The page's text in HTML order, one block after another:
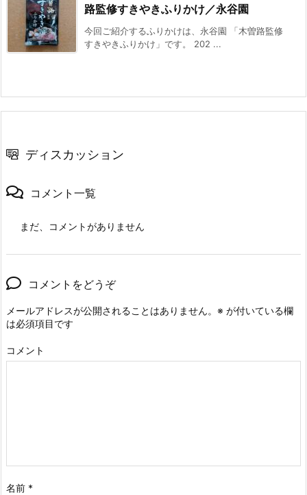
路監修すきやきふりかけ／永谷園
今回ご紹介するふりかけは、永谷園 「木曽路監修
すきやきふりかけ」です。 202 ...
ディスカッション
コメント一覧
まだ、コメントがありません
コメントをどうぞ
メールアドレスが公開されることはありません。 ※ が付いている欄
は必須項目です
コメント
名前 *